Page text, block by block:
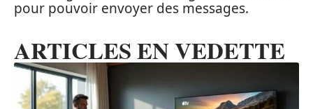
pour pouvoir envoyer des messages.
ARTICLES EN VEDETTE